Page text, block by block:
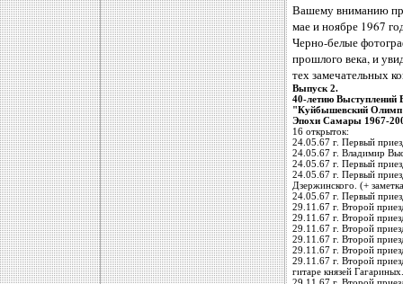
Вашему вниманию
мае и ноябре 1967
Черно-белые
прошлого века, и
тех замечательных
Выпуск 2.
40-летию Выступлений
"Куйбышевский
Эпохи Самары 1967-
16 открыток:
24.05.67 г. Первый
24.05.67 г. Владимир
24.05.67 г. Первый
24.05.67 г. Первый
Дзержинского. (+
24.05.67 г. Первый
29.11.67 г. Второй
29.11.67 г. Второй
29.11.67 г. Второй
29.11.67 г. Второй
29.11.67 г. Второй
29.11.67 г. Второй
гитаре князей Гагариных.
29.11.67 г. Второй